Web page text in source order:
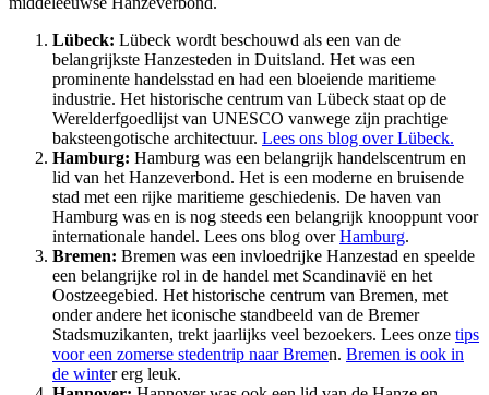
Lübeck: Lübeck wordt beschouwd als een van de
belangrijkste Hanzesteden in Duitsland. Het was een
prominente handelsstad en had een bloeiende maritieme
industrie. Het historische centrum van Lübeck staat op de
Werelderfgoedlijst van UNESCO vanwege zijn prachtige
baksteengotische architectuur. Lees ons blog over Lübeck.
Hamburg: Hamburg was een belangrijk handelscentrum en
lid van het Hanzeverbond. Het is een moderne en bruisende
stad met een rijke maritieme geschiedenis. De haven van
Hamburg was en is nog steeds een belangrijk knooppunt voor
internationale handel. Lees ons blog overHamburg.
Bremen: Bremen was een invloedrijke Hanzestad en speelde
een belangrijke rol in de handel met Scandinavië en het
Oostzeegebied. Het historische centrum van Bremen, met
onder andere het iconische standbeeld van de Bremer
Stadsmuzikanten, trekt jaarlijks veel bezoekers. Lees onze tips
voor een zomerse stedentrip naar Bremen. Bremen is ook in
de winter erg leuk.